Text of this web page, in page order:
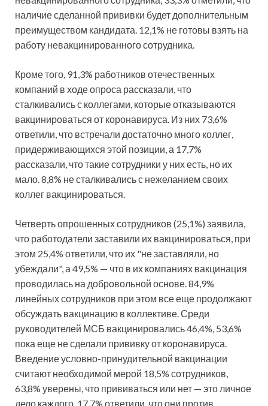
наличие сделанной прививки будет дополнительным
преимуществом кандидата. 12,1% не готовы взять на
работу невакцинированного сотрудника.
Кроме того, 91,3% работников отечественных
компаний в ходе опроса рассказали, что
сталкивались с коллегами, которые отказываются
вакцинироваться от коронавируса. Из них 73,6%
ответили, что встречали достаточно много коллег,
придерживающихся этой позиции, а 17,7%
рассказали, что такие сотрудники у них есть, но их
мало. 8,8% не сталкивались с нежеланием своих
коллег вакцинироваться.
Четверть опрошенных сотрудников (25,1%) заявила,
что работодатели заставили их вакцинироваться, при
этом 25,4% ответили, что их "не заставляли, но
убеждали", а 49,5% — что в их компаниях вакцинация
проводилась на добровольной основе. 84,9%
линейных сотрудников при этом все еще продолжают
обсуждать вакцинацию в коллективе. Среди
руководителей МСБ вакцинировались 46,4%, 53,6%
пока еще не сделали прививку от коронавируса.
Введение условно-принудительной вакцинации
считают необходимой мерой 18,5% сотрудников,
63,8% уверены, что прививаться или нет — это личное
дело каждого. 17,7% ответили, что они против